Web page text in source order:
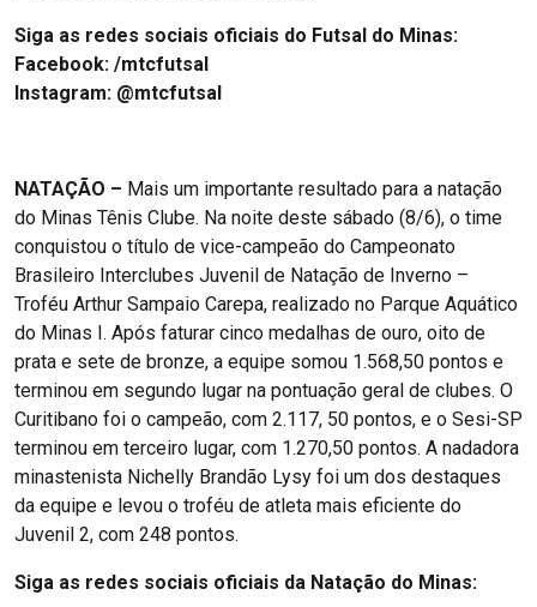
Siga as redes sociais oficiais do Futsal do Minas:
Facebook: /mtcfutsal
Instagram: @mtcfutsal
NATAÇÃO – Mais um importante resultado para a natação
do Minas Tênis Clube. Na noite deste sábado (8/6), o time
conquistou o título de vice-campeão do Campeonato
Brasileiro Interclubes Juvenil de Natação de Inverno –
Troféu Arthur Sampaio Carepa, realizado no Parque Aquático
do Minas I. Após faturar cinco medalhas de ouro, oito de
prata e sete de bronze, a equipe somou 1.568,50 pontos e
terminou em segundo lugar na pontuação geral de clubes. O
Curitibano foi o campeão, com 2.117, 50 pontos, e o Sesi-SP
terminou em terceiro lugar, com 1.270,50 pontos. A nadadora
minastenista Nichelly Brandão Lysy foi um dos destaques
da equipe e levou o troféu de atleta mais eficiente do
Juvenil 2, com 248 pontos.
Siga as redes sociais oficiais da Natação do Minas: